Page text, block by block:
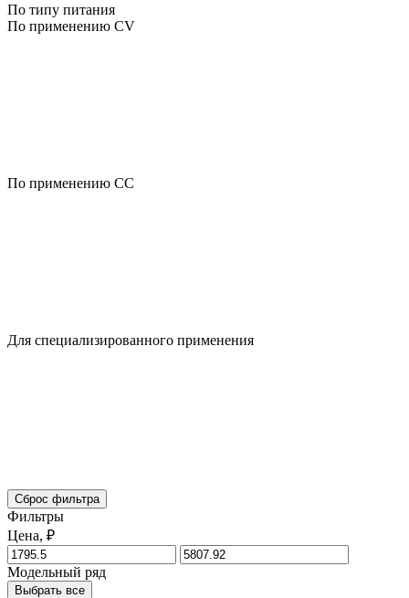
По типу питания
По применению CV
По применению CC
Для специализированного применения
Сброс фильтра
Фильтры
Цена, ₽
Модельный ряд
Выбрать все